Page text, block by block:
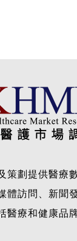
策劃提供醫療
體訪問、新聞
醫療和健康品